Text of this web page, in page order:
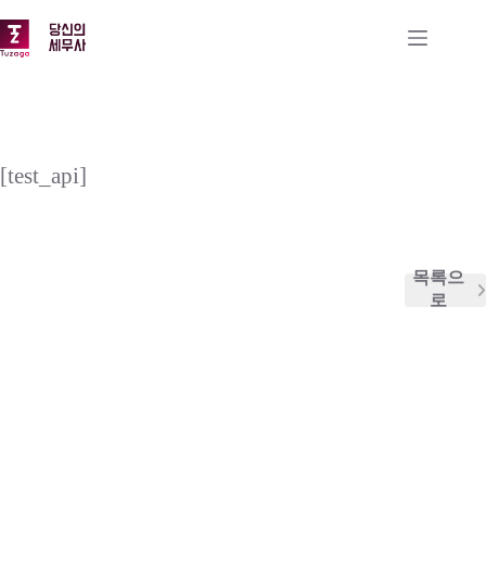
문
으
기
[test_api]
목록으
로